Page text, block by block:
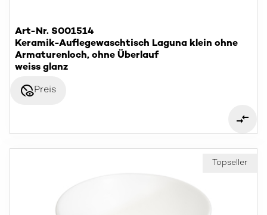
Art-Nr. S001514
Keramik-Auflegewaschtisch Laguna klein ohne
Armaturenloch, ohne Überlauf
weiss glanz
disabled_visiblePreis
Topseller